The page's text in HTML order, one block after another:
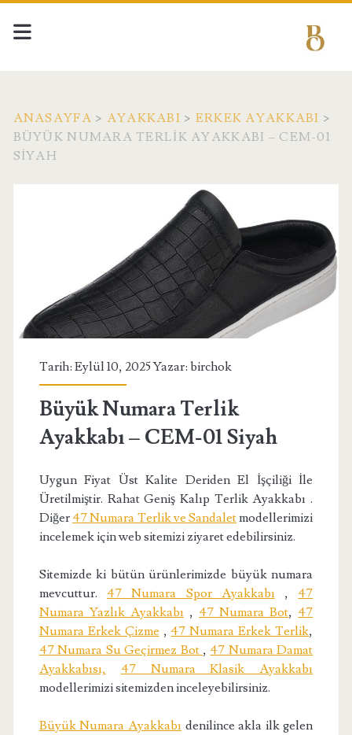
ANASAYFA > AYAKKABI > ERKEK AYAKKABI >
BÜYÜK NUMARA TERLIK AYAKKABI – CEM-01
SIYAH
Tarih: Eylül 10, 2025 Yazar: birchok
Büyük Numara Terlik
Ayakkabı – CEM-01 Siyah
Uygun Fiyat Üst Kalite Deriden El İşçiliği İle
Üretilmiştir. Rahat Geniş Kalıp Terlik Ayakkabı .
Diğer 47 Numara Terlik ve Sandaletmodellerimizi
incelemek için web sitemizi ziyaret edebilirsiniz.
Sitemizde ki bütün ürünlerimizde büyük numara
mevcuttur. 47 Numara Spor Ayakkabı , 47
Numara Yazlık Ayakkabı , 47 Numara Bot, 47
Numara Erkek Çizme , 47 Numara Erkek Terlik,
47 Numara Su Geçirmez Bot , 47 Numara Damat
Ayakkabısı,
47 Numara Klasik Ayakkabı
modellerimizi sitemizden inceleyebilirsiniz.
Büyük Numara Ayakkabı denilince akla ilk gelen